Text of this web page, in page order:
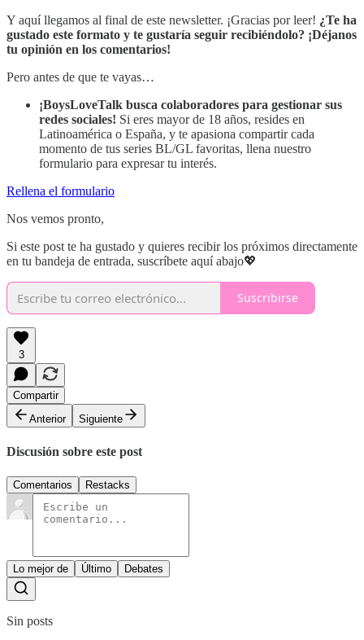
Y aquí llegamos al final de este newsletter. ¡Gracias por leer! ¿Te ha
gustado este formato y te gustaría seguir recibiéndolo? ¡Déjanos
tu opinión en los comentarios!
Pero antes de que te vayas…
¡BoysLoveTalk busca colaboradores para gestionar sus
redes sociales! Si eres mayor de 18 años, resides en
Latinoamérica o España, y te apasiona compartir cada
momento de tus series BL/GL favoritas, llena nuestro
formulario para expresar tu interés.
Rellena el formulario
Nos vemos pronto,
Si este post te ha gustado y quieres recibir los próximos directamente
en tu bandeja de entrada, suscríbete aquí abajo💖
Suscribirse
3
Compartir
Anterior
Siguiente
Discusión sobre este post
Comentarios Restacks
Lo mejor de Último Debates
Sin posts